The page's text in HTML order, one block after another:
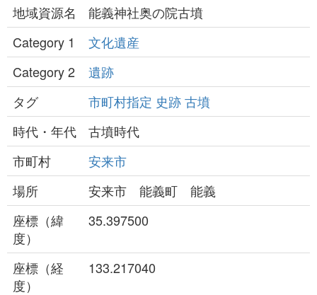
地域資源名
能義神社奥の院古墳
Category 1
文化遺産
Category 2
遺跡
タグ
市町村指定 史跡古墳
時代・年代
古墳時代
市町村
安来市
場所
安来市 能義町 能義
座標（緯
度）
35.397500
座標（経
度）
133.217040